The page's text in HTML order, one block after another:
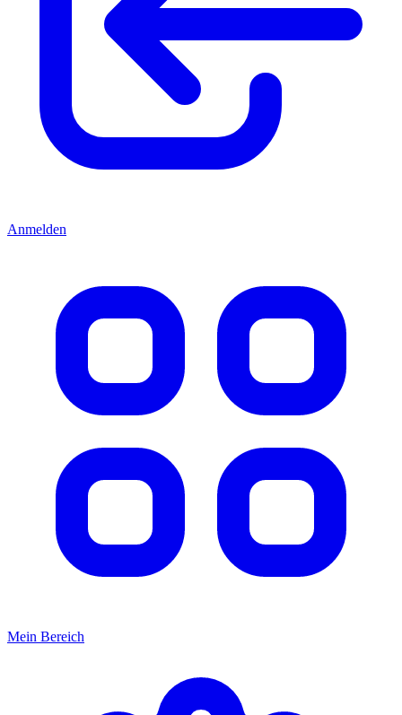
Anmelden
Mein Bereich